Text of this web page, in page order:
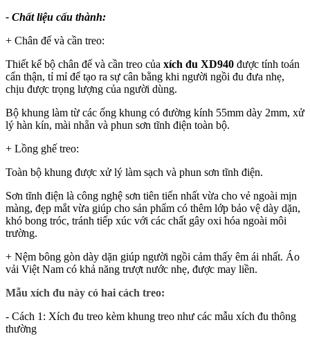
- Chất liệu cấu thành:
+ Chân đế và cần treo:
Thiết kế bộ chân đế và cần treo của xích đu XD940 được tính toán
cẩn thận, tỉ mỉ để tạo ra sự cân bằng khi người ngồi đu đưa nhẹ,
chịu được trọng lượng của người dùng.
Bộ khung làm từ các ống khung có đường kính 55mm dày 2mm, xử
lý hàn kín, mài nhẵn và phun sơn tĩnh điện toàn bộ.
+ Lồng ghế treo:
Toàn bộ khung được xử lý làm sạch và phun sơn tĩnh điện.
Sơn tĩnh điện là công nghệ sơn tiên tiến nhất vừa cho vẻ ngoài mịn
màng, đẹp mắt vừa giúp cho sản phẩm có thêm lớp bảo vệ dày dặn,
khó bong tróc, tránh tiếp xúc với các chất gây oxi hóa ngoài môi
trường.
+ Nệm bông gòn dày dặn giúp người ngồi cảm thấy êm ái nhất. Áo
vải Việt Nam có khả năng trượt nước nhẹ, được may liền.
Mẫu xích đu này có hai cách treo:
- Cách 1: Xích đu treo kèm khung treo như các mẫu xích đu thông
thường